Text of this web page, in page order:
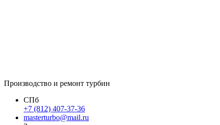
Производство и ремонт турбин
СПб
+7 (812) 407-37-36
masterturbo@mail.ru